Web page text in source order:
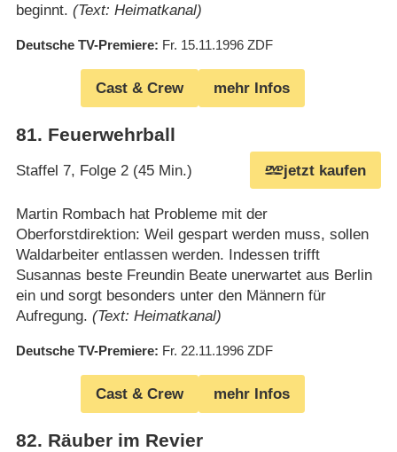
beginnt. (Text: Heimatkanal)
Deutsche TV-Premiere Fr. 15.11.1996 ZDF
Cast & Crew mehr Infos
81. Feuerwehrball
Staffel 7, Folge 2 (45 Min.) jetzt kaufen
Martin Rombach hat Probleme mit der
Oberforstdirektion: Weil gespart werden muss, sollen
Waldarbeiter entlassen werden. Indessen trifft
Susannas beste Freundin Beate unerwartet aus Berlin
ein und sorgt besonders unter den Männern für
Aufregung. (Text: Heimatkanal)
Deutsche TV-Premiere Fr. 22.11.1996 ZDF
Cast & Crew mehr Infos
82. Räuber im Revier